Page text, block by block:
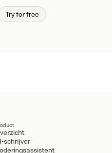
Try for free
schrijver